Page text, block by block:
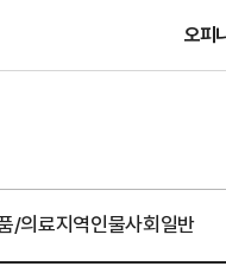
오피
/의료지역인물사회일반